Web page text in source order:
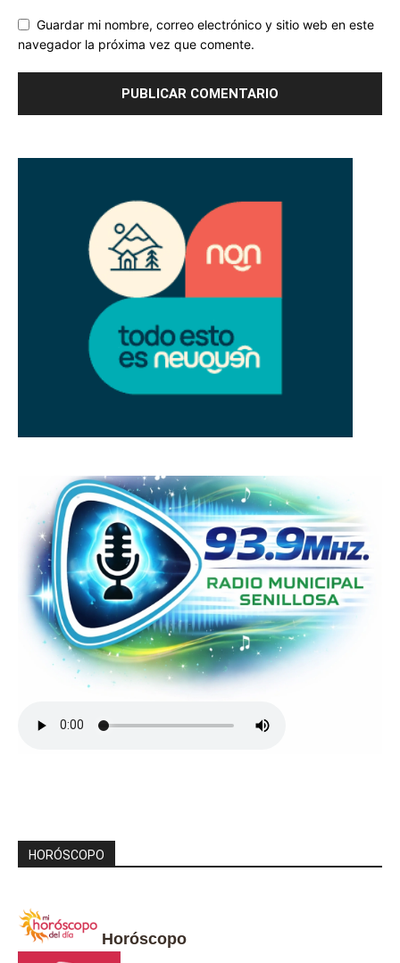
Guardar mi nombre, correo electrónico y sitio web en este
navegador la próxima vez que comente.
HORÓSCOPO
Horóscopo